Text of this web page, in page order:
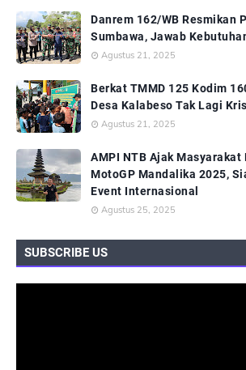
Danrem 162/WB Resmikan
Sumbawa, Jawab
Agustus 21, 2025
Berkat TMMD 125 Kodim
Desa Kalabeso Tak Lagi
Agustus 21, 2025
AMPI NTB Ajak Masyarakat
MotoGP Mandalika 2025,
Event Internasional
Agustus 25, 2025
SUBSCRIBE US